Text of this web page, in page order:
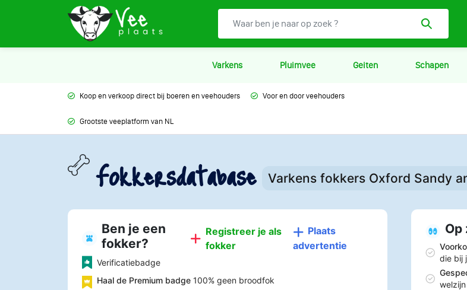
Varkens Pluimvee Geiten Schapen
Koop en verkoop direct bij boeren en veehouders Voor en door veehouders
Grootste veeplatform van NL
Fokkersdatabase Varkens fokkers Oxford Sandy
Ben je een
fokker?
Registreer je als
fokker
Plaats
advertentie
Verificatiebadge
Haal de Premium badge 100% geen broodfok
Op
die bij